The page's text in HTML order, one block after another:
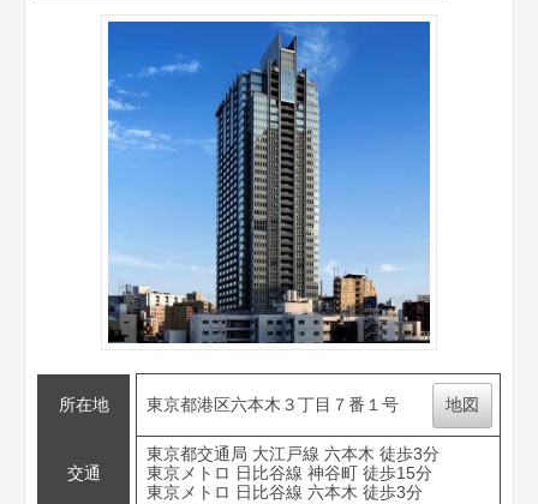
所在地 東京都港区六本木３丁目７番１号 地図
交通
東京都交通局 大江戸線 六本木 徒歩3分
東京メトロ 日比谷線 神谷町 徒歩15分
東京メトロ 日比谷線 六本木 徒歩3分